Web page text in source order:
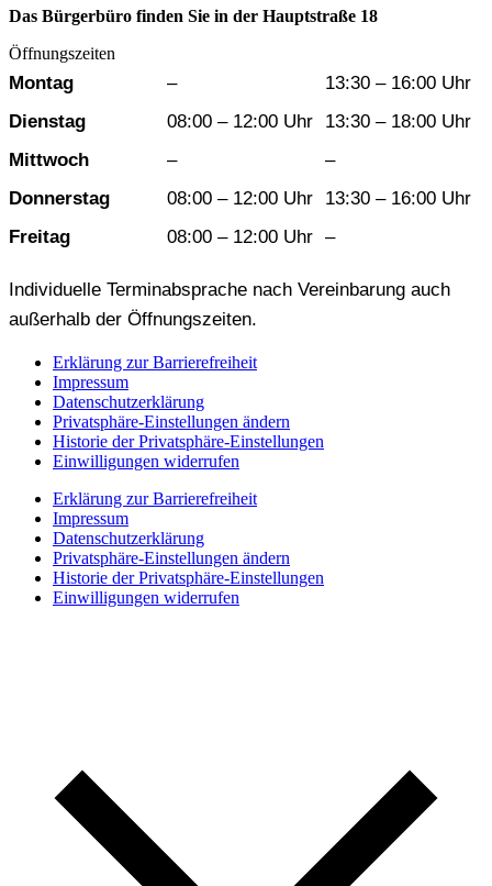
Das Bürgerbüro finden Sie in der Hauptstraße 18
Öffnungszeiten
Wochentag
Montag –
13:30 – 16:00 Uhr
Dienstag
08:00 – 12:00 Uhr
13:30 – 18:00 Uhr
Mittwoch
–
–
Donnerstag
08:00 – 12:00 Uhr
13:30 – 16:00 Uhr
Freitag
08:00 – 12:00 Uhr –
Individuelle Terminabsprache nach Vereinbarung auch
außerhalb der Öffnungszeiten.
Erklärung zur Barrierefreiheit
Impressum
Datenschutzerklärung
Privatsphäre-Einstellungen ändern
Historie der Privatsphäre-Einstellungen
Einwilligungen widerrufen
Erklärung zur Barrierefreiheit
Impressum
Datenschutzerklärung
Privatsphäre-Einstellungen ändern
Historie der Privatsphäre-Einstellungen
Einwilligungen widerrufen